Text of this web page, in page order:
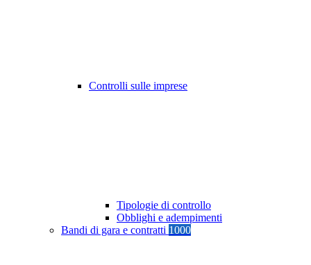
Controlli sulle imprese
Tipologie di controllo
Obblighi e adempimenti
Bandi di gara e contratti 1000